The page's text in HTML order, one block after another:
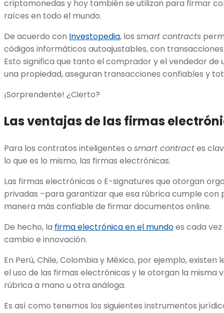
criptomonedas y hoy también se utilizan para firmar
raíces en todo el mundo.
De acuerdo con Investopedia, los smart contracts
códigos informáticos autoajustables, con
Esto significa que tanto el comprador y el vendedor de
una propiedad, aseguran transacciones confiables y
¡Sorprendente! ¿Cierto?
Las ventajas de las firmas
Para los contratos inteligentes o smart contractes
lo que es lo mismo, las firmas electrónicas.
Las firmas electrónicas o E-signatures que otorgan
privadas –para garantizar que esa rúbrica cumple
manera más confiable de firmar documentos online.
De hecho, la firma electrónica en el mundoes cada
cambio e innovación.
En Perú, Chile, Colombia y México, por ejemplo,
el uso de las firmas electrónicas y le otorgan la misma
rúbrica a mano u otra análoga.
Es así como tenemos los siguientes instrumentos